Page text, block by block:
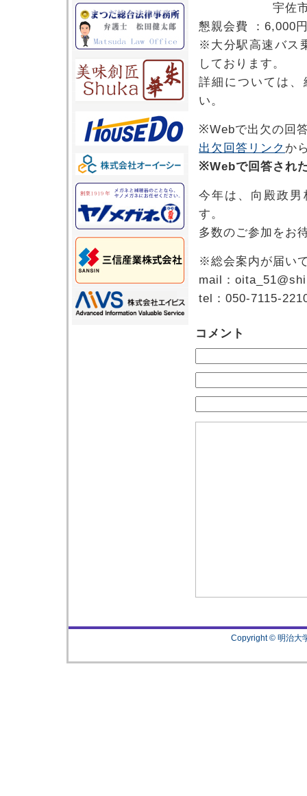
宇佐市四日市
懇親会費 ：6,000
※大分駅高速バス
しております。
詳細については
い。
※Webで出欠の回
出欠回答リンク か
※Webで回答され
今年は、向殿政
す。
多数のご参加をお
※総会案内が届い
mail：
tel：050-7115-
コメント
Copyright © 明治大